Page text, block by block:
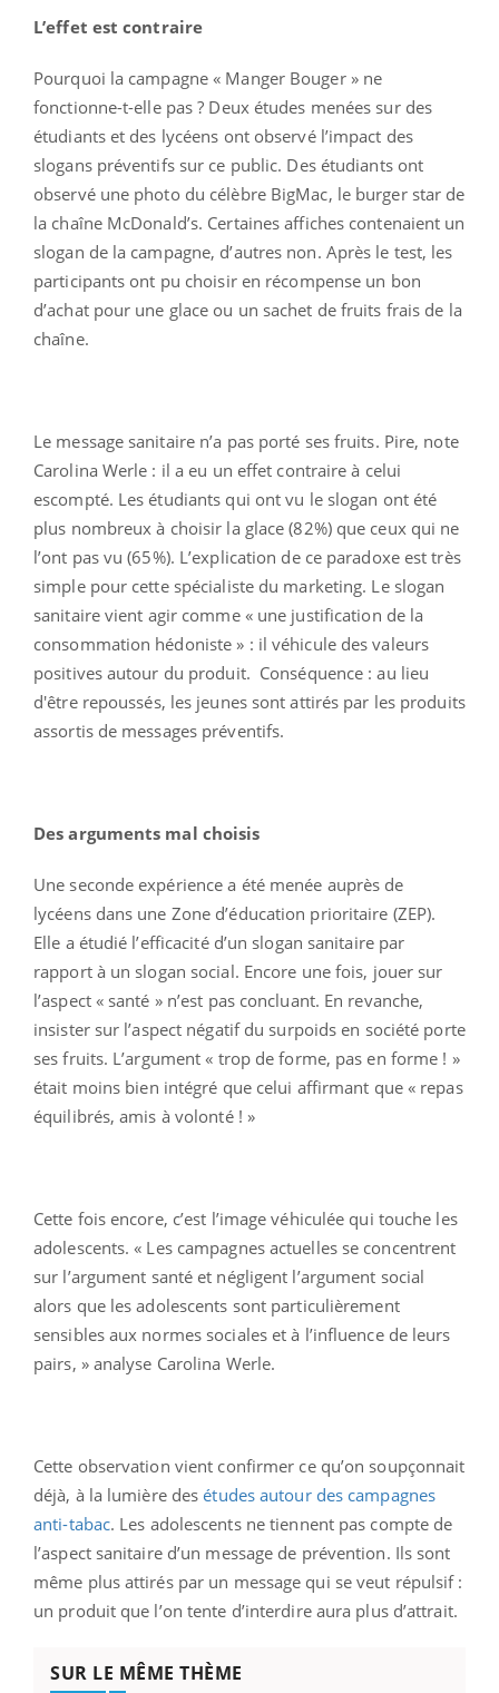
L’effet est contraire
Pourquoi la campagne « Manger Bouger » ne
fonctionne-t-elle pas ? Deux études menées sur des
étudiants et des lycéens ont observé l’impact des
slogans préventifs sur ce public. Des étudiants ont
observé une photo du célèbre BigMac, le burger star de
la chaîne McDonald’s. Certaines affiches contenaient un
slogan de la campagne, d’autres non. Après le test, les
participants ont pu choisir en récompense un bon
d’achat pour une glace ou un sachet de fruits frais de la
chaîne.
Le message sanitaire n’a pas porté ses fruits. Pire, note
Carolina Werle : il a eu un effet contraire à celui
escompté. Les étudiants qui ont vu le slogan ont été
plus nombreux à choisir la glace (82%) que ceux qui ne
l’ont pas vu (65%). L’explication de ce paradoxe est très
simple pour cette spécialiste du marketing. Le slogan
sanitaire vient agir comme « une justification de la
consommation hédoniste » : il véhicule des valeurs
positives autour du produit. Conséquence : au lieu
d'être repoussés, les jeunes sont attirés par les produits
assortis de messages préventifs.
Des arguments mal choisis
Une seconde expérience a été menée auprès de
lycéens dans une Zone d’éducation prioritaire (ZEP).
Elle a étudié l’efficacité d’un slogan sanitaire par
rapport à un slogan social. Encore une fois, jouer sur
l’aspect « santé » n’est pas concluant. En revanche,
insister sur l’aspect négatif du surpoids en société porte
ses fruits. L’argument « trop de forme, pas en forme ! »
était moins bien intégré que celui affirmant que « repas
équilibrés, amis à volonté ! »
Cette fois encore, c’est l’image véhiculée qui touche les
adolescents. « Les campagnes actuelles se concentrent
sur l’argument santé et négligent l’argument social
alors que les adolescents sont particulièrement
sensibles aux normes sociales et à l’influence de leurs
pairs, » analyse Carolina Werle.
Cette observation vient confirmer ce qu’on soupçonnait
déjà, à la lumière desétudes autour des campagnes
anti-tabac. Les adolescents ne tiennent pas compte de
l’aspect sanitaire d’un message de prévention. Ils sont
même plus attirés par un message qui se veut répulsif :
un produit que l’on tente d’interdire aura plus d’attrait.
SUR LE MÊME THÈME